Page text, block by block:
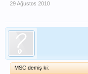
29 Ağustos 2010
MSC demiş ki: